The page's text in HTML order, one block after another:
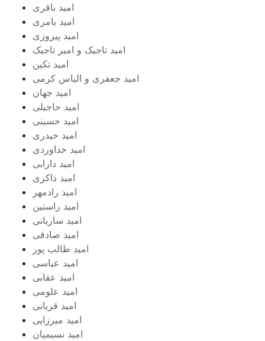
امید باقری
امید بامری
امید پیروزی
امید تاجیک و امیر تاجیک
امید تکین
امید جعفری و الیاس کرمی
امید جهان
امید حاجیلی
امید حسینی
امید حیدری
امید خداوردی
امید دارابی
امید ذاکری
امید رادمهر
امید راستین
امید ساربانی
امید صادقی
امید طالب پور
امید عباسی
امید عقابی
امید علومی
امید قربانی
امید میرزایی
امید نسیمیان